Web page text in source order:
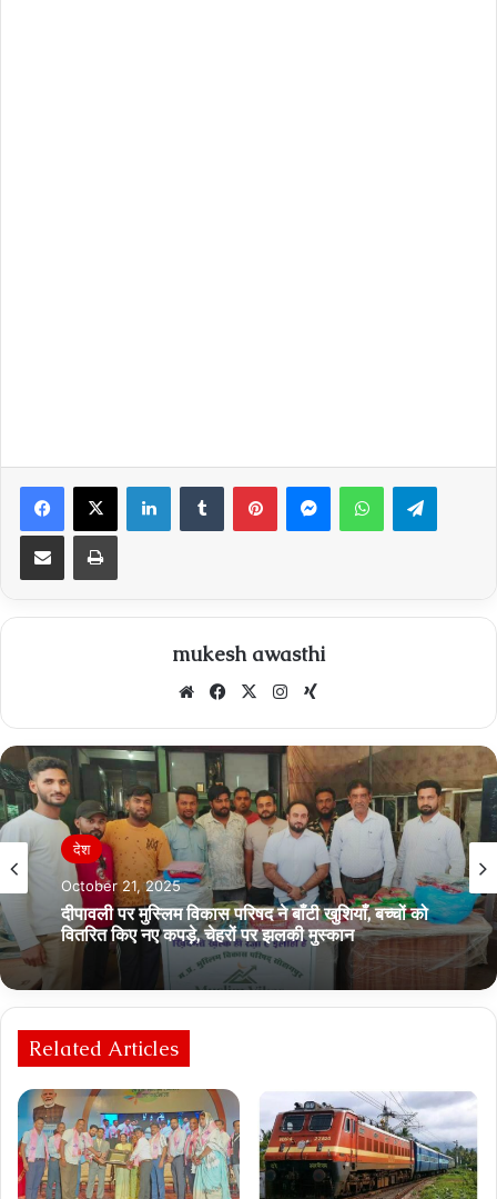
Facebook
X LinkedInTumblr PinterestMessengerWhatsApp
Share via Email Print
mukesh awasthi
WebsiteFacebook
X Instagram
देश
October 21, 2025
दीपावली पर मुस्लिम विकास परिषद ने बाँटी खुशियाँ, बच्चों को
वितरित किए नए कपड़े, चेहरों पर झलकी मुस्कान
Breaking News
October 19, 2025
भाभी ने देवर को ब्लैकमेल किया,अब पुलिस की गिरफ्त में
Related Articles